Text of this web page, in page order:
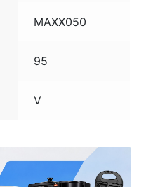
MAXX050
95
V